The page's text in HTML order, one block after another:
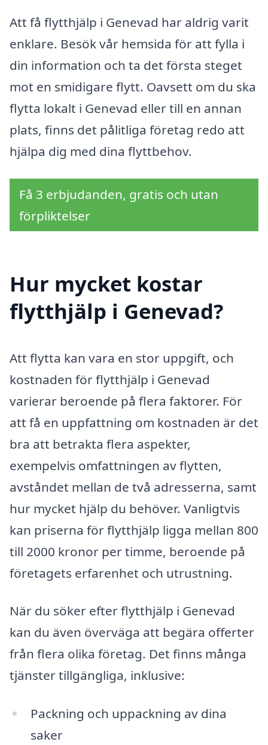
Att få flytthjälp i Genevad har aldrig varit
enklare. Besök vår hemsida för att fylla i
din information och ta det första steget
mot en smidigare flytt. Oavsett om du ska
flytta lokalt i Genevad eller till en annan
plats, finns det pålitliga företag redo att
hjälpa dig med dina flyttbehov.
Få 3 erbjudanden, gratis och utan
förpliktelser
Hur mycket kostar
flytthjälp i Genevad?
Att flytta kan vara en stor uppgift, och
kostnaden för flytthjälp i Genevad
varierar beroende på flera faktorer. För
att få en uppfattning om kostnaden är det
bra att betrakta flera aspekter,
exempelvis omfattningen av flytten,
avståndet mellan de två adresserna, samt
hur mycket hjälp du behöver. Vanligtvis
kan priserna för flytthjälp ligga mellan 800
till 2000 kronor per timme, beroende på
företagets erfarenhet och utrustning.
När du söker efter flytthjälp i Genevad
kan du även överväga att begära offerter
från flera olika företag. Det finns många
tjänster tillgängliga, inklusive:
Packning och uppackning av dina
saker